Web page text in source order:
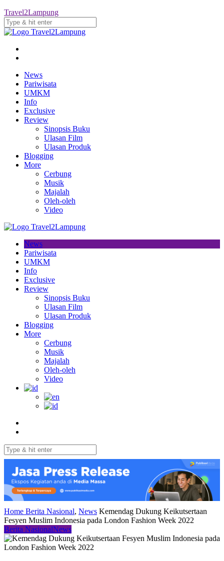
Travel2Lampung
News
Pariwisata
UMKM
Info
Exclusive
Review
Sinopsis Buku
Ulasan Film
Ulasan Produk
Blogging
More
Cerbung
Musik
Majalah
Oleh-oleh
Video
News
Pariwisata
UMKM
Info
Exclusive
Review
Sinopsis Buku
Ulasan Film
Ulasan Produk
Blogging
More
Cerbung
Musik
Majalah
Oleh-oleh
Video
Home Berita Nasional, News Kemendag Dukung Keikutsertaan
Fesyen Muslim Indonesia pada London Fashion Week 2022
Berita NasionalNews